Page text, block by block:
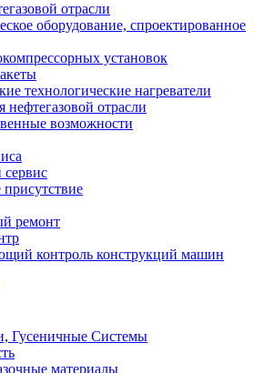
отрасли
оборудование, спроектированное
установок
технологические нагреватели
нефтегазовой отрасли
возможности
ремонт
контроль конструкций машин
Гусеничные Системы
материалы